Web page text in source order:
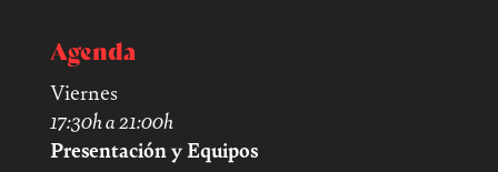
Agenda
Viernes
17:30h a 21:00h
Presentación y Equipos